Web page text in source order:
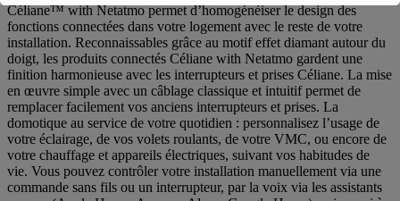
Céliane™ with Netatmo permet d’homogénéiser le design des
fonctions connectées dans votre logement avec le reste de votre
installation. Reconnaissables grâce au motif effet diamant autour du
doigt, les produits connectés Céliane with Netatmo gardent une
finition harmonieuse avec les interrupteurs et prises Céliane. La mise
en œuvre simple avec un câblage classique et intuitif permet de
remplacer facilement vos anciens interrupteurs et prises. La
domotique au service de votre quotidien : personnalisez l’usage de
votre éclairage, de vos volets roulants, de votre VMC, ou encore de
votre chauffage et appareils électriques, suivant vos habitudes de
vie. Vous pouvez contrôler votre installation manuellement via une
commande sans fils ou un interrupteur, par la voix via les assistants